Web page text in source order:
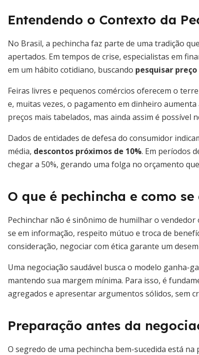
Entendendo o Contexto da
No Brasil, a pechincha faz parte de uma tradição
apertados. Em tempos de crise, especialistas em
em um hábito cotidiano, buscando pesquisar
Feiras livres e pequenos comércios oferecem o
e, muitas vezes, o pagamento em dinheiro
preços mais tabelados, mas ainda assim é
Dados de entidades de defesa do consumidor
média, descontos próximos de 10%. Em períodos
chegar a 50%, gerando uma folga no orçamento
O que é pechincha e como
Pechinchar não é sinônimo de humilhar o
se em informação, respeito mútuo e troca de
consideração, negociar com ética garante um
Uma negociação saudável busca o modelo ganha-
mantendo sua margem mínima. Para isso, é
agregados e apresentar argumentos sólidos, sem
Preparação antes da
O segredo de uma pechincha bem-sucedida está